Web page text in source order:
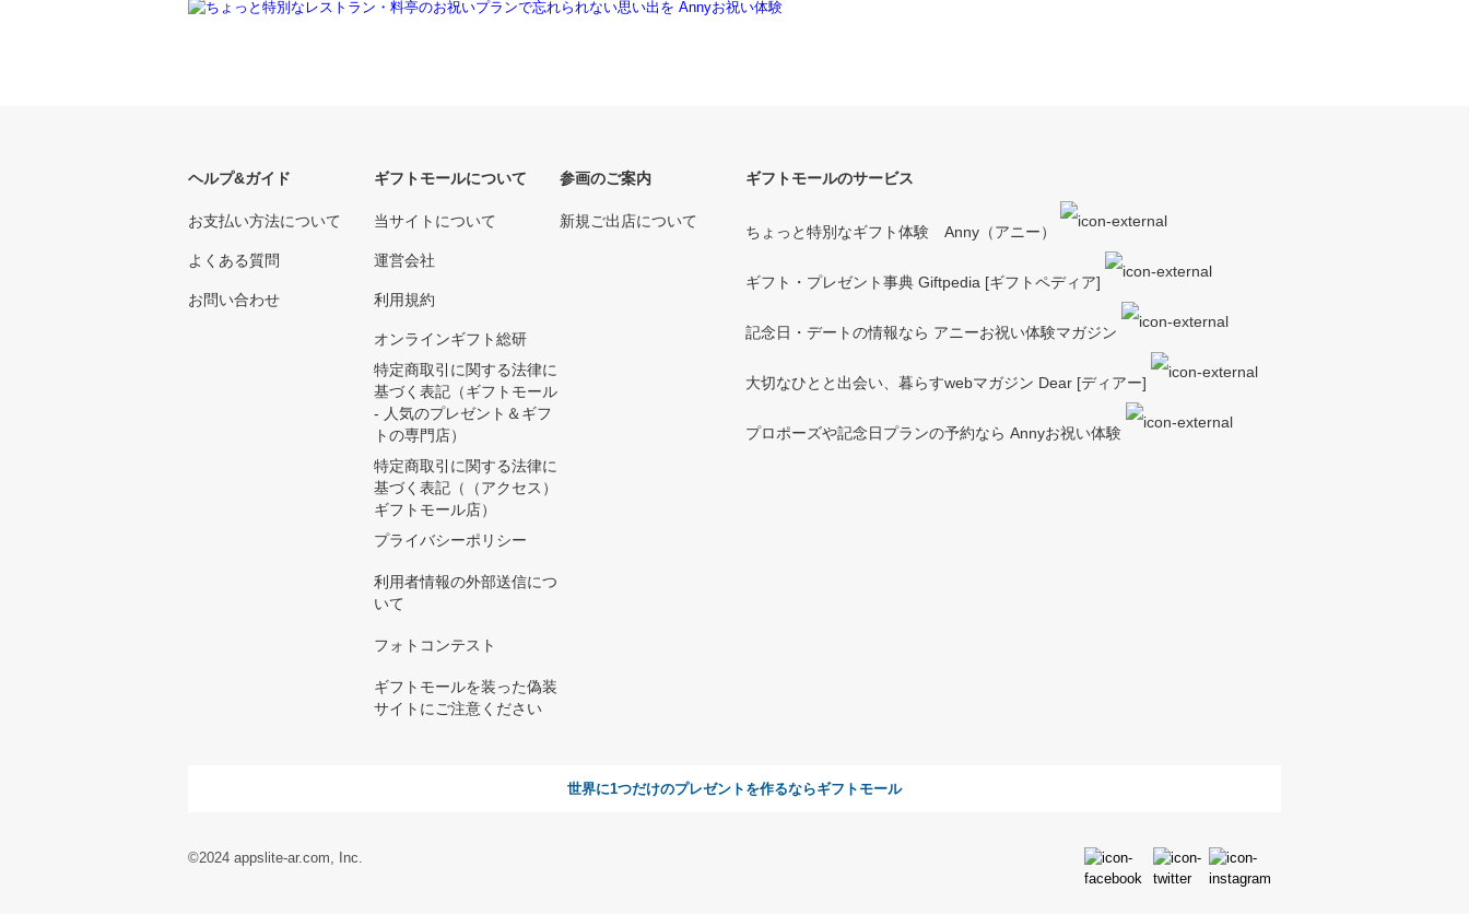
ヘルプ&ガイド
お支払い方法について
よくある質問
お問い合わせ
ギフトモールについて
当サイトについて
運営会社
利用規約
オンラインギフト総研
特定商取引に関する法律に
基づく表記（ギフトモール
- 人気のプレゼント＆ギフ
トの専門店）
特定商取引に関する法律に
基づく表記（（アクセス）
ギフトモール店）
プライバシーポリシー
利用者情報の外部送信につ
いて
フォトコンテスト
ギフトモールを装った偽装
サイトにご注意ください
参画のご案内
新規ご出店について
ギフトモールのサービス
ちょっと特別なギフト体験 Anny（アニー）
ギフト・プレゼント事典 Giftpedia [ギフトペディア]
記念日・デートの情報なら アニーお祝い体験マガジン
大切なひとと出会い、暮らすwebマガジン Dear [ディアー]
プロポーズや記念日プランの予約なら Annyお祝い体験
世界に1つだけのプレゼントを作るならギフトモール
©2024 appslite-ar.com, Inc.